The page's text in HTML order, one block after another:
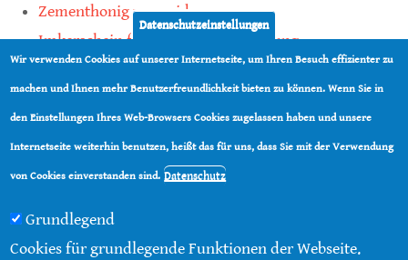
Zementhonig vermeiden
Imkerschein für Honigbienen-Haltung
Kauf von Mittelwänden ist Vertrauenssache
teilen
Datenschutzeinstellungen
Wir verwenden Cookies auf unserer Internetseite, um Ihren Besuch effizienter zu
machen und Ihnen mehr Benutzerfreundlichkeit bieten zu können. Wenn Sie in
den Einstellungen Ihres Web-Browsers Cookies zugelassen haben und unsere
Internetseite weiterhin benutzen, heißt das für uns, dass Sie mit der Verwendung
von Cookies einverstanden sind. Datenschutz
Grundlegend
Cookies für grundlegende Funktionen der Webseite.